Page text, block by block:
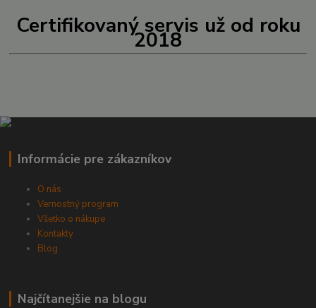
Certifikovaný servis už od roku
2018
Informácie pre zákazníkov
O nás
Vernostný program
Všetko o nákupe
Kontakty
Blog
Najčítanejšie na blogu